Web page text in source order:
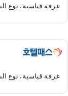
غرفة قياسية، نوع
غرفة قياسية، نوع